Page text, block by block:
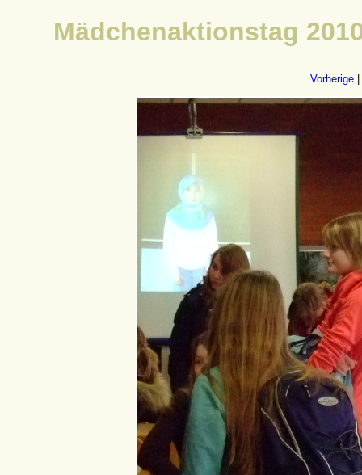
Mädchenaktionstag
Vorherige